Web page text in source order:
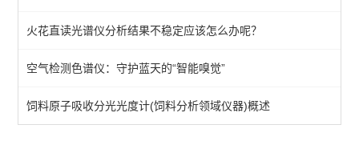
火花直读光谱仪分析结果不稳定应该怎么办呢？
空气检测色谱仪：守护蓝天的“智能嗅觉”
饲料原子吸收分光光度计(饲料分析领域仪器)概述